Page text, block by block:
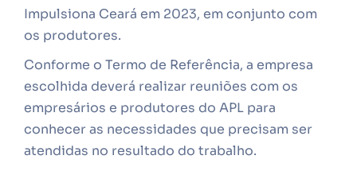
Impulsiona Ceará em 2023, em conjunto com
os produtores.
Conforme o Termo de Referência, a empresa
escolhida deverá realizar reuniões com os
empresários e produtores do APL para
conhecer as necessidades que precisam ser
atendidas no resultado do trabalho.